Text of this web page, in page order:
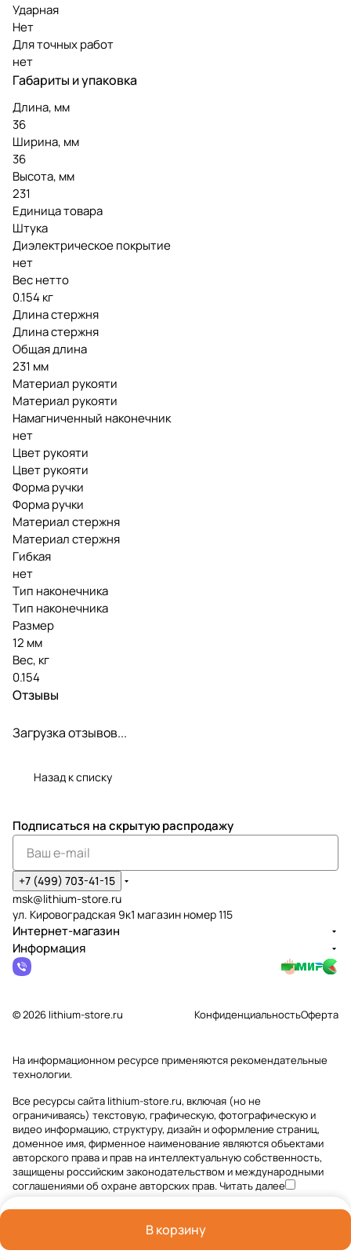
Ударная
Нет
Для точных работ
нет
Габариты и упаковка
Длина, мм
36
Ширина, мм
36
Высота, мм
231
Единица товара
Штука
Диэлектрическое покрытие
нет
Вес нетто
0.154 кг
Длина стержня
Длина стержня
Общая длина
231 мм
Материал рукояти
Материал рукояти
Намагниченный наконечник
нет
Цвет рукояти
Цвет рукояти
Форма ручки
Форма ручки
Материал стержня
Материал стержня
Гибкая
нет
Тип наконечника
Тип наконечника
Размер
12 мм
Вес, кг
0.154
Отзывы
Загрузка отзывов...
Назад к списку
В корзину
Подписаться на скрытую распродажу
+7 (499) 703-41-15
msk@lithium-store.ru
ул. Кировоградская 9к1 магазин номер 115
Интернет-магазин
Информация
© 2026 lithium-store.ru КонфиденциальностьОферта
На информационном ресурсе применяютсярекомендательные
технологии.
Все ресурсы сайта lithium-store.ru, включая (но не
ограничиваясь) текстовую, графическую, фотографическую и
видео информацию, структуру, дизайн и оформление страниц,
доменное имя, фирменное наименование являются объектами
авторского права и прав на интеллектуальную собственность,
защищены российским законодательством и международными
соглашениями об охране авторских прав.Читать далее